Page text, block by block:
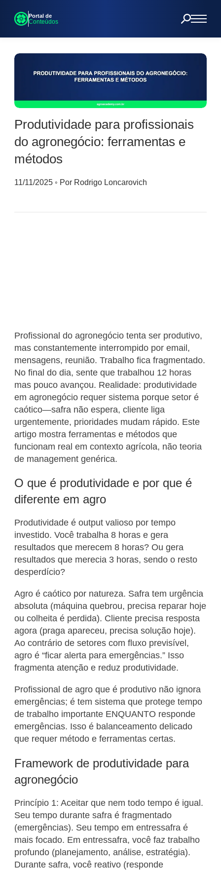
Portal de
Conteúdos
Produtividade para profissionais
do agronegócio: ferramentas e
métodos
11/11/2025 ◦ Por Rodrigo Loncarovich
Profissional do agronegócio tenta ser produtivo,
mas constantemente interrompido por email,
mensagens, reunião. Trabalho fica fragmentado.
No final do dia, sente que trabalhou 12 horas
mas pouco avançou. Realidade: produtividade
em agronegócio requer sistema porque setor é
caótico—safra não espera, cliente liga
urgentemente, prioridades mudam rápido. Este
artigo mostra ferramentas e métodos que
funcionam real em contexto agrícola, não teoria
de management genérica.
O que é produtividade e por que é
diferente em agro
Produtividade é output valioso por tempo
investido. Você trabalha 8 horas e gera
resultados que merecem 8 horas? Ou gera
resultados que merecia 3 horas, sendo o resto
desperdício?
Agro é caótico por natureza. Safra tem urgência
absoluta (máquina quebrou, precisa reparar hoje
ou colheita é perdida). Cliente precisa resposta
agora (praga apareceu, precisa solução hoje).
Ao contrário de setores com fluxo previsível,
agro é “ficar alerta para emergências.” Isso
fragmenta atenção e reduz produtividade.
Profissional de agro que é produtivo não ignora
emergências; é tem sistema que protege tempo
de trabalho importante ENQUANTO responde
emergências. Isso é balanceamento delicado
que requer método e ferramentas certas.
Framework de produtividade para
agronegócio
Princípio 1: Aceitar que nem todo tempo é igual.
Seu tempo durante safra é fragmentado
(emergências). Seu tempo em entressafra é
mais focado. Em entressafra, você faz trabalho
profundo (planejamento, análise, estratégia).
Durante safra, você reativo (responde